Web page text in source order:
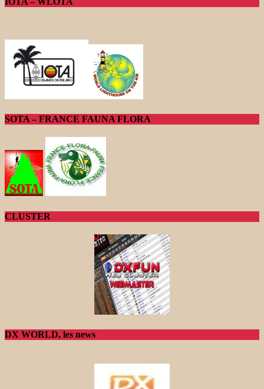
SOTA – FRANCE FAUNA FLORA
CLUSTER
DX WORLD, les news